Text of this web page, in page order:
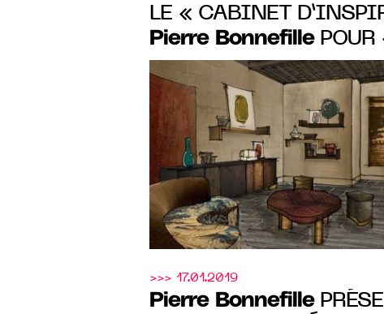
LE « CABINET
Pierre BonnefillePOUR
INTÉRIEURS» DU 4 AU
2019
>>> 17.01.2019
Pierre BonnefillePRÉSENTE